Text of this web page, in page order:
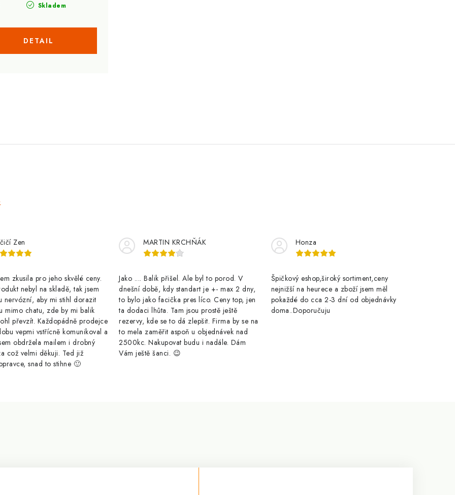
Skladem
Zen
zkusila pro jeho skvělé ceny.
nebyl na skladě, tak jsem
nervózní, aby mi stihl dorazit
mimo chatu, zde by mi balik
převzít. Každopádně prodejce
vepmi vstřícně komunikoval a
obdržela mailem i drobný
což velmi děkuji. Ted již
snad to stihne 🙂
MARTIN KRCHŇÁK
Jako .... Balik přišel. Ale byl to porod. V
dnešní době, kdy standart je +- max 2 dny,
to bylo jako facička pres líco. Ceny top, jen
ta dodaci lhůta. Tam jsou prostě ještě
rezervy, kde se to dá zlepšit. Firma by se na
to mela zaměřit aspoň u objednávek nad
2500kc. Nakupovat budu i nadále. Dám
Vám ještě šanci. 😉
Honza
Špičkový eshop,široký sortiment,ceny
nejnižší na heurece a zboží jsem měl
pokaždé do cca 2-3 dní od objednávky
doma..Doporučuju